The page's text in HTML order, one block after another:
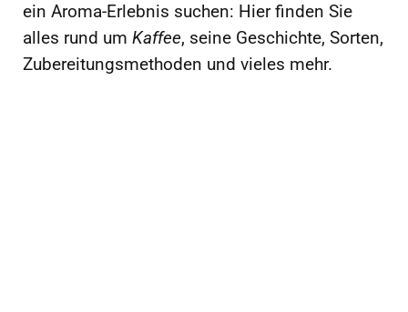
Tipps für
hine: Der
Press
ein Aroma-Erlebnis suchen: Hier finden Sie
alles rund um Kaffee, seine Geschichte, Sorten,
Zubereitungsmethoden und vieles mehr.